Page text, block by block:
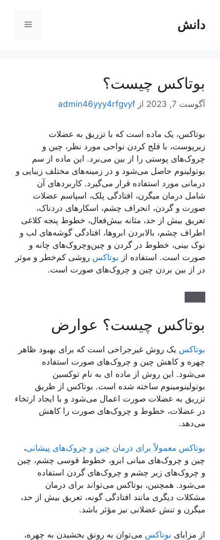
محتوادانش فهرست
بوتاکس چیست؟
آگوست 7, 2023 از admin46yyy4rfgvyf
بوتاکس، یک ماده است که با تزریق به عضلات
زیرپوست، با فلج کردن نواحی مورد نظر، چین و
چروک‌های پوستی را از بین می‌برد. این ماده از سم
بوتولینوم حاصل می‌شود و در زمینه‌های مختلف زیبایی و
درمانی مورد استفاده قرار می‌گیرد. کاربردهای آن
شامل درمان میگرن، افتادگی پلک، اسپاسم عضلات
صورت و گردن، انحراف چشم، اسکارهای دردناک،
تعریق بیش از حد، مثانه بیش‌فعال، خطوط پنجه کلاغی
اطراف چشم، بالابردن ابروها، افتادگی گوشه‌های لب و
نوک بینی، خطوط در گردن و چین‌وچروک‌های چانه و
صورت است. استفاده از بوتاکس روشی کم‌خطر و موثر
در از بین بردن چین و چروک‌های صورت است.
بوتاکس چیست؟ عوارض
بوتاکس یک روش غیرجراحی است که برای بهبود ظاهر
چهره و کاهش چین و چروک‌های صورت استفاده
می‌شود. این روش از ماده ای به نام توکسین
بوتولینومینوم ساخته شده است. بوتاکس از طریق
تزریق به عضلات صورت اعمال می‌شود و با ایجاد ارتخاء
در عضلات، خطوط و چروک‌های صورت را کاهش
می‌دهد.
بوتاکس معمولاً برای درمان چین و چروک‌های پیشانی،
چین و چروک‌های میانی ابرو، خطوط قوسی چشم، چین
و چروک‌های زیر چشم و چروک‌های گردن استفاده
می‌شود. همچنین، بوتاکس می‌تواند برای درمان
مشکلات دیگری مانند افتادگی گونه، تعریق بیش از حد،
میگرن و تنش عضلانی نیز مؤثر باشد.
از مزایای بوتاکس می‌توان به رونق بخشیدن به چهره،